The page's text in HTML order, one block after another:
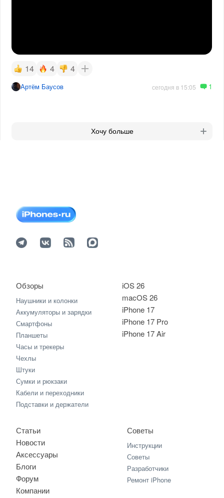
14 4 4
Артём Баусов сегодня в 15:05 1
Хочу больше
iOS 26
macOS 26
iPhone 17
iPhone 17 Pro
iPhone 17 Air
Обзоры
Наушники и колонки
Аккумуляторы и зарядки
Смартфоны
Планшеты
Часы и трекеры
Чехлы
Штуки
Сумки и рюкзаки
Кабели и переходники
Подставки и держатели
Статьи
Новости
Аксессуары
Блоги
Форум
Компании
Советы
Инструкции
Советы
Разработчики
Ремонт iPhone